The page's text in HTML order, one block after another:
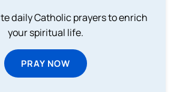
daily Catholic prayers to enrich
your spiritual life.
PRAY NOW